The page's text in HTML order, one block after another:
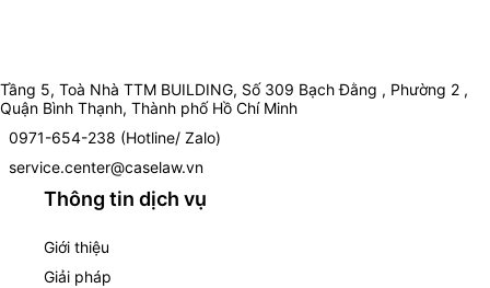
Tầng 5, Toà Nhà TTM BUILDING, Số 309 Bạch Đằng , Phường 2 ,
Quận Bình Thạnh, Thành phố Hồ Chí Minh
0971-654-238 (Hotline/ Zalo)
service.center@caselaw.vn
Thông tin dịch vụ
Giới thiệu
Giải pháp